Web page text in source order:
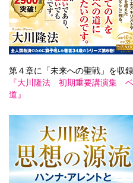
第４章に「未来への聖戦」を収録
『大川隆法 初期重要講演集
道』